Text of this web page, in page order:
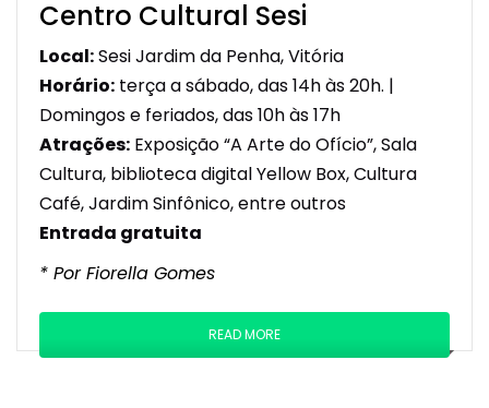
Centro Cultural Sesi
Local:Sesi Jardim da Penha, Vitória
Horário: terça a sábado, das 14h às 20h. |
Domingos e feriados, das 10h às 17h
Atrações: Exposição “A Arte do Ofício”, Sala
Cultura, biblioteca digital Yellow Box, Cultura
Café, Jardim Sinfônico, entre outros
Entrada gratuita
* Por Fiorella Gomes
READ MORE